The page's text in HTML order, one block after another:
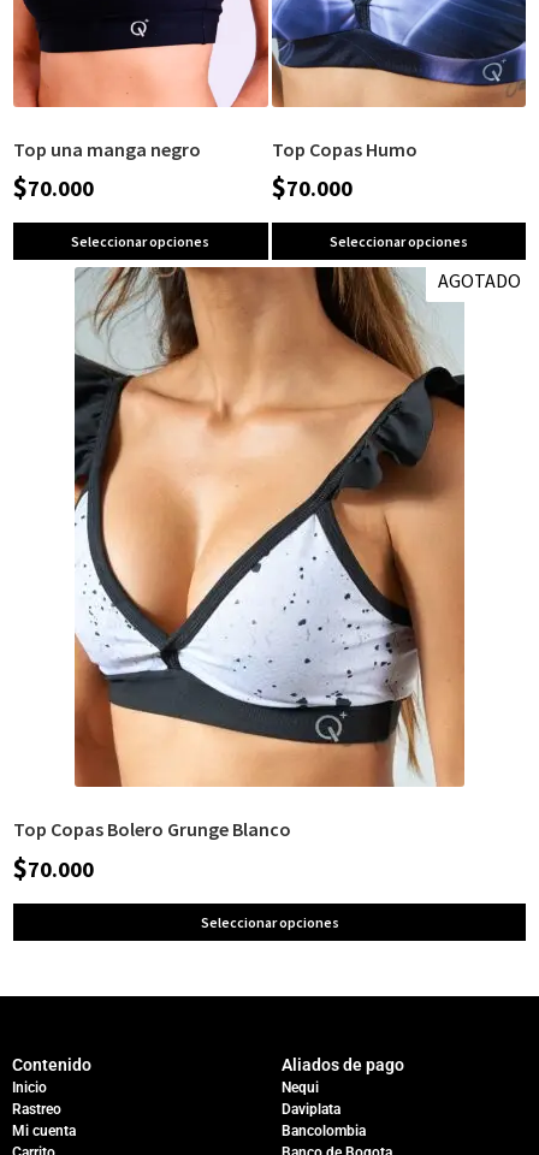
Top una manga negro
$70.000
Seleccionar opciones
Top Copas Humo
$70.000
Seleccionar opciones
AGOTADO
Top Copas Bolero Grunge Blanco
$70.000
Seleccionar opciones
Contenido
Inicio
Rastreo
Mi cuenta
Aliados de pago
Nequi
Daviplata
Bancolombia